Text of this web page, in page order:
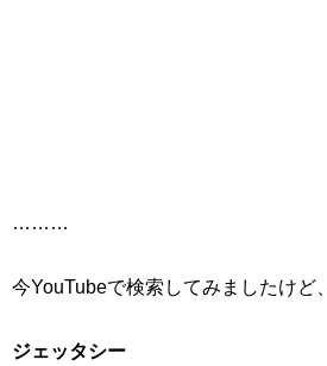
………
今YouTubeで検索してみましたけど、
ジェッタシー